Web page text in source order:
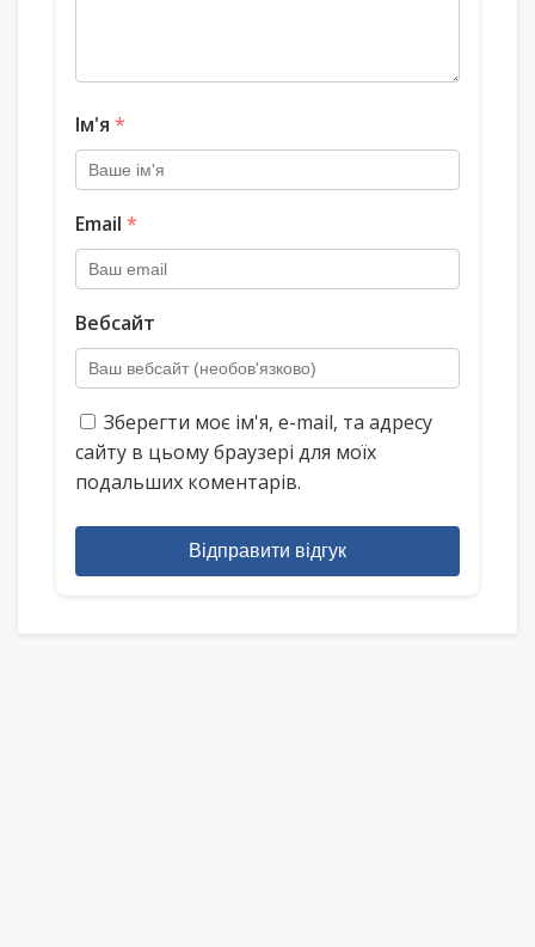
Ім'я *
Email *
Вебсайт
Зберегти моє ім'я, e-mail, та адресу
сайту в цьому браузері для моїх
подальших коментарів.
Відправити відгук